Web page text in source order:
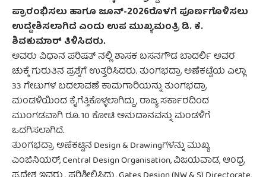
ಪ್ರಾರಂಭಿಸಲು ಹಾಗೂ ಜೂನ್-2026ರೊಳಗೆ ಪೂರ್ಣಗೊಳಿಸಲು
ಉದ್ದೇಶಿಸಲಾಗಿದೆ ಎಂದು ಉಪ ಮುಖ್ಯಮಂತ್ರಿ ಡಿ. ಕೆ.
ಶಿವಕುಮಾರ್ ತಿಳಿಸಿದರು.
ಅವರು ವಿಧಾನ ಪರಿಷತ್ ನಲ್ಲಿ ಶಾಸಕ ಬಸನಗೌಡ ಬಾದರ್ಲಿ ಅವರ
ಚುಕ್ಕೆ ಗುರುತಿನ ಪ್ರಶ್ನೆಗೆ ಉತ್ತರಿಸಿದರು. ತುಂಗಭದ್ರಾ ಅಣೆಕಟ್ಟೆಯ ಎಲ್ಲಾ
33 ಗೇಟುಗಳ ಬದಲಾವಣೆ ಕಾಮಗಾರಿಯನ್ನು ತುಂಗಭದ್ರಾ
ಮಂಡಳಿಯಿಂದ ಕೈಗೆತ್ತಿಕೊಳ್ಳಲಾಗಿದ್ದು, ರಾಜ್ಯ ಸರ್ಕಾರದಿಂದ
ಮುಂಗಡವಾಗಿ ರೂ. 10 ಕೋಟಿ ಅನುದಾನವನ್ನು ಮಂಡಳಿಗೆ
ಒದಗಿಸಲಾಗಿದೆ.
ತುಂಗಭದ್ರಾ ಅಣೆಕಟ್ಟಿನ Design & Drawingಗಳನ್ನು ಮುಖ್ಯ
ಎಂಜಿನಿಯರ್, Central Design Organisation, ವಿಜಯವಾಡ, ಆಂಧ್ರ